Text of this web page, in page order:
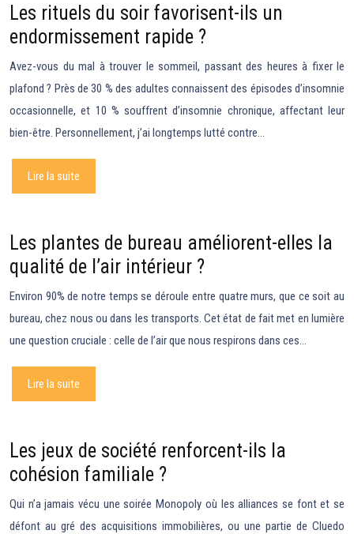
Les rituels du soir favorisent-ils un
endormissement rapide ?
Avez-vous du mal à trouver le sommeil, passant des heures à fixer le
plafond ? Près de 30 % des adultes connaissent des épisodes d’insomnie
occasionnelle, et 10 % souffrent d’insomnie chronique, affectant leur
bien-être. Personnellement, j’ai longtemps lutté contre…
Lire la suite
Les plantes de bureau améliorent-elles la
qualité de l’air intérieur ?
Environ 90% de notre temps se déroule entre quatre murs, que ce soit au
bureau, chez nous ou dans les transports. Cet état de fait met en lumière
une question cruciale : celle de l’air que nous respirons dans ces…
Lire la suite
Les jeux de société renforcent-ils la
cohésion familiale ?
Qui n’a jamais vécu une soirée Monopoly où les alliances se font et se
défont au gré des acquisitions immobilières, ou une partie de Cluedo